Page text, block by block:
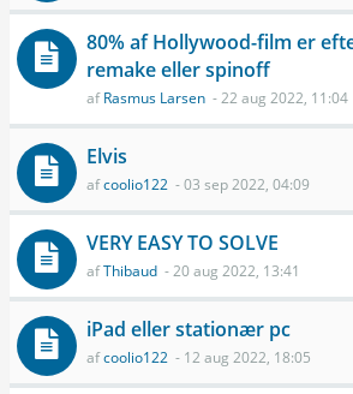
80% af Hollywood-film er
remake eller spinoff
afRasmus Larsen - 22 aug 2022, 11:04
Elvis
afcoolio122 - 03 sep 2022, 04:09
VERY EASY TO SOLVE
afThibaud - 20 aug 2022, 13:41
iPad eller stationær pc
afcoolio122 - 12 aug 2022, 18:05